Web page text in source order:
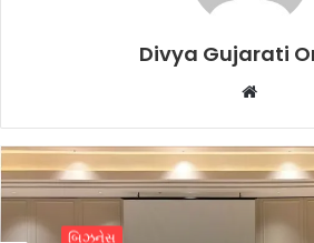
Divya Gujarati
Website